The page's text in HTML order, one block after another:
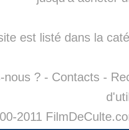
est listé dans la
nous ? - Contacts -
2011